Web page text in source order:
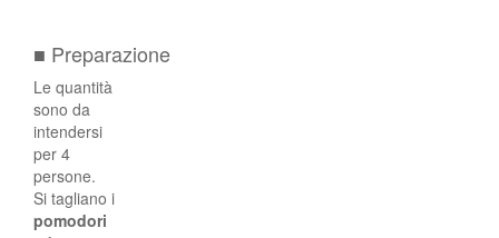
■ Preparazione
Le quantità
sono da
intendersi
per 4
persone.
Si tagliano i
pomodori